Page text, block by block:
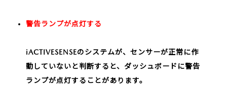
警告ランプが点灯する
iACTIVESENSEのシステムが、センサーが正常に作
動していないと判断すると、ダッシュボードに警告
ランプが点灯することがあります。